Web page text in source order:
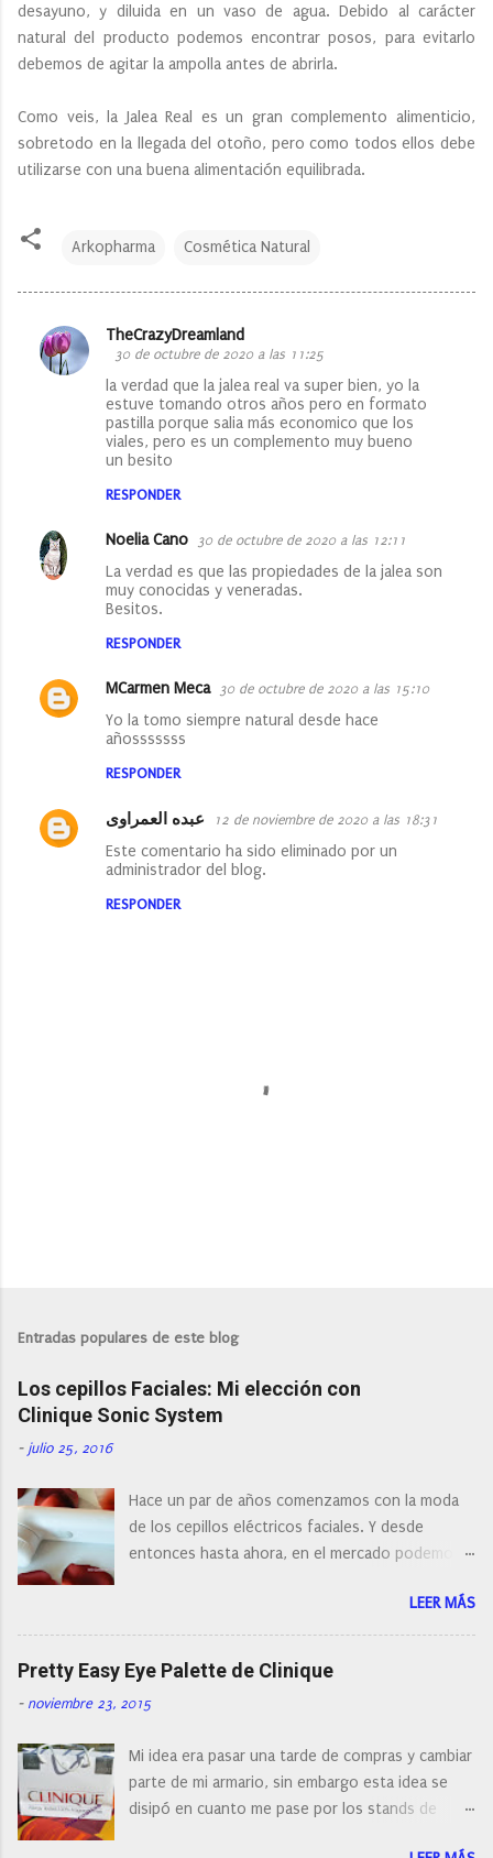
desayuno, y diluida en un vaso de agua. Debido al carácter
natural del producto podemos encontrar posos, para evitarlo
debemos de agitar la ampolla antes de abrirla.
Como veis, la Jalea Real es un gran complemento alimenticio,
sobretodo en la llegada del otoño, pero como todos ellos debe
utilizarse con una buena alimentación equilibrada.
Arkopharma Cosmética Natural
C
a
r
TheCrazyDreamland
30 de octubre de 2020 a las 11:25
la verdad que la jalea real va super bien, yo la
estuve tomando otros años pero en formato
pastilla porque salia más economico que los
viales, pero es un complemento muy bueno
un besito
RESPONDER
Noelia Cano 30 de octubre de 2020 a las 12:11
La verdad es que las propiedades de la jalea son
muy conocidas y veneradas.
Besitos.
RESPONDER
MCarmen Meca 30 de octubre de 2020 a las 15:10
Yo la tomo siempre natural desde hace
añosssssss
RESPONDER
عبده العمراوى 12 de noviembre de 2020 a las 18:31
Este comentario ha sido eliminado por un
administrador del blog.
RESPONDER
l
a
r
n
o
m
e
n
t
a
o
Entradas populares de este blog
Los cepillos Faciales: Mi elección con
Clinique Sonic System
- julio 25, 2016
Hace un par de años comenzamos con la moda
de los cepillos eléctricos faciales. Y desde
entonces hasta ahora, en el mercado podemos
con diferentes características, a pilas, a batería,
cepillos de rotación o de oscilación... y
naturalmente de todos los precios. Existe en la
actualidad tal variedad, que antes de hacer la
compra debemos de hacernos unas preguntas:
post os voy a dar mi opinión de porque elegí mi
cepillo facial de Clinique
LEER MÁS
Pretty Easy Eye Palette de Clinique
- noviembre 23, 2015
Mi idea era pasar una tarde de compras y cambiar
parte de mi armario, sin embargo esta idea se
disipó en cuanto me pase por los stands de